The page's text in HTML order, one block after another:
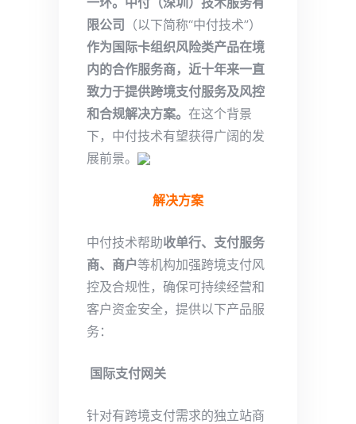
限公司 （以下简称“中付技术”）
作为国际卡组织风险类产品在境
内的合作服务商，近十年来一直
致力于提供跨境支付服务及风控
和合规解决方案。 在这个背景
下，中付技术有望获得广阔的发
展前景。
解决方案
中付技术帮助收单行、支付服务
商、商户等机构加强跨境支付风
控及合规性，确保可持续经营和
客户资金安全，提供以下产品服
务：
国际支付网关
针对有跨境支付需求的独立站商